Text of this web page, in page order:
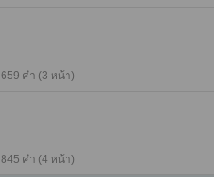
659 คำ (3 หน้า)
845 คำ (4 หน้า)